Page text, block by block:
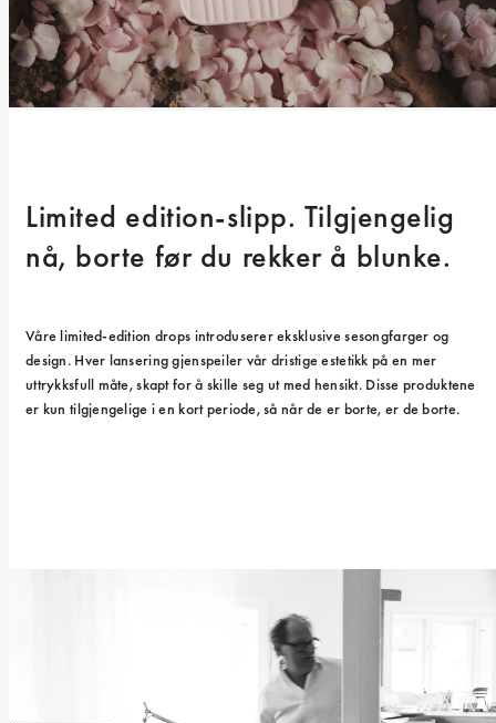
Limited edition-slipp. Tilgjengelig
nå, borte før du rekker å blunke.
Våre limited-edition drops introduserer eksklusive sesongfarger og
design. Hver lansering gjenspeiler vår dristige estetikk på en mer
uttrykksfull måte, skapt for å skille seg ut med hensikt. Disse produktene
er kun tilgjengelige i en kort periode, så når de er borte, er de borte.